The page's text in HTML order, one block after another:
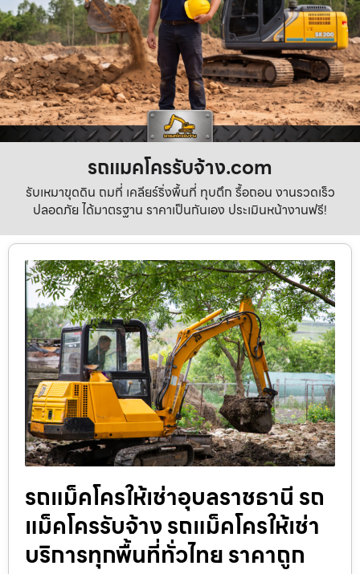
รถแมคโครรับจ้าง.com
รับเหมาขุดดิน ถมที่ เคลียร์ริ่งพื้นที่ ทุบตึก รื้อถอน งานรวดเร็ว
ปลอดภัย ได้มาตรฐาน ราคาเป็นกันเอง ประเมินหน้างานฟรี!
รถแม็คโครให้เช่าอุบลราชธานี รถ
แม็คโครรับจ้าง รถแม็คโครให้เช่า
บริการทุกพื้นที่ทั่วไทย ราคาถูก